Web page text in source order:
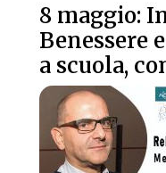
8 maggio:
Benessere
a scuola,